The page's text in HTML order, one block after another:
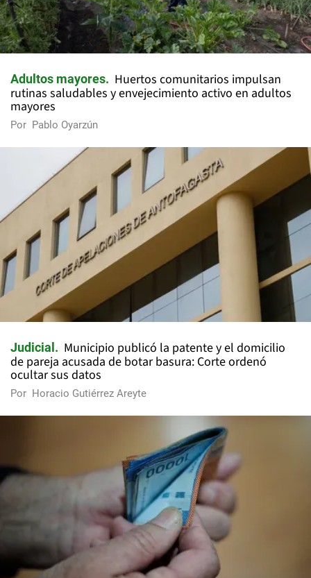
Adultos mayores
Huertos comunitarios impulsan
rutinas saludables y envejecimiento activo en adultos
mayores
Por Pablo Oyarzún
Judicial
Municipio publicó la patente y el domicilio
de pareja acusada de botar basura: Corte ordenó
ocultar sus datos
Por Horacio Gutiérrez Areyte